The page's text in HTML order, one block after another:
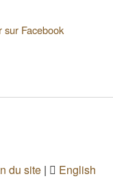
Facebook
du site|
English